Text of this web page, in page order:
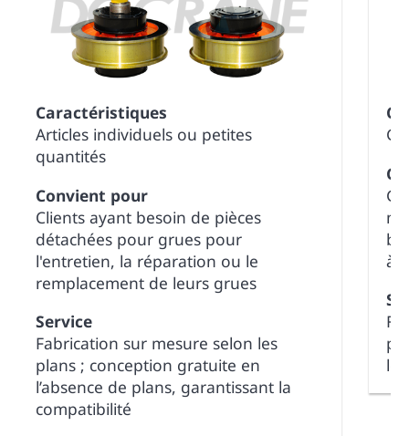
Caractéristiques
Articles individuels ou petites
quantités
Convient pour
Clients ayant besoin de pièces
détachées pour grues pour
l'entretien, la réparation ou le
remplacement de leurs grues
Service
Fabrication sur mesure selon les
plans ; conception gratuite en
l’absence de plans, garantissant la
compatibilité
à